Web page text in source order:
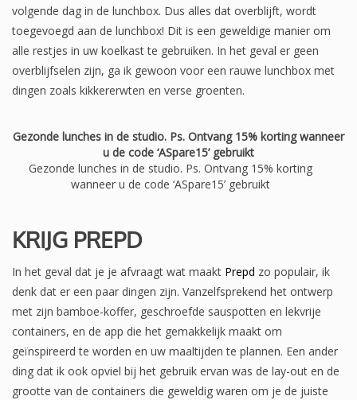
volgende dag in de lunchbox. Dus alles dat overblijft, wordt
toegevoegd aan de lunchbox! Dit is een geweldige manier om
alle restjes in uw koelkast te gebruiken. In het geval er geen
overblijfselen zijn, ga ik gewoon voor een rauwe lunchbox met
dingen zoals kikkererwten en verse groenten.
Gezonde lunches in de studio. Ps. Ontvang 15% korting wanneer
u de code ‘ASpare15’ gebruikt
Gezonde lunches in de studio. Ps. Ontvang 15% korting
wanneer u de code ‘ASpare15’ gebruikt
KRIJG PREPD
In het geval dat je je afvraagt ​​wat maakt Prepd zo populair, ik
denk dat er een paar dingen zijn. Vanzelfsprekend het ontwerp
met zijn bamboe-koffer, geschroefde sauspotten en lekvrije
containers, en de app die het gemakkelijk maakt om
geïnspireerd te worden en uw maaltijden te plannen. Een ander
ding dat ik ook opviel bij het gebruik ervan was de lay-out en de
grootte van de containers die geweldig waren om je de juiste